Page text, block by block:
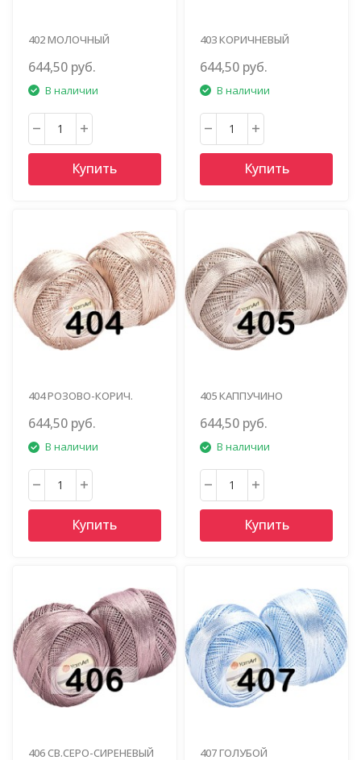
402 МОЛОЧНЫЙ
644,50 руб.
В наличии
Купить
403 КОРИЧНЕВЫЙ
644,50 руб.
В наличии
Купить
404 РОЗОВО-КОРИЧ.
644,50 руб.
В наличии
Купить
405 КАППУЧИНО
644,50 руб.
В наличии
Купить
406 СВ.СЕРО-СИРЕНЕВЫЙ 407 ГОЛУБОЙ